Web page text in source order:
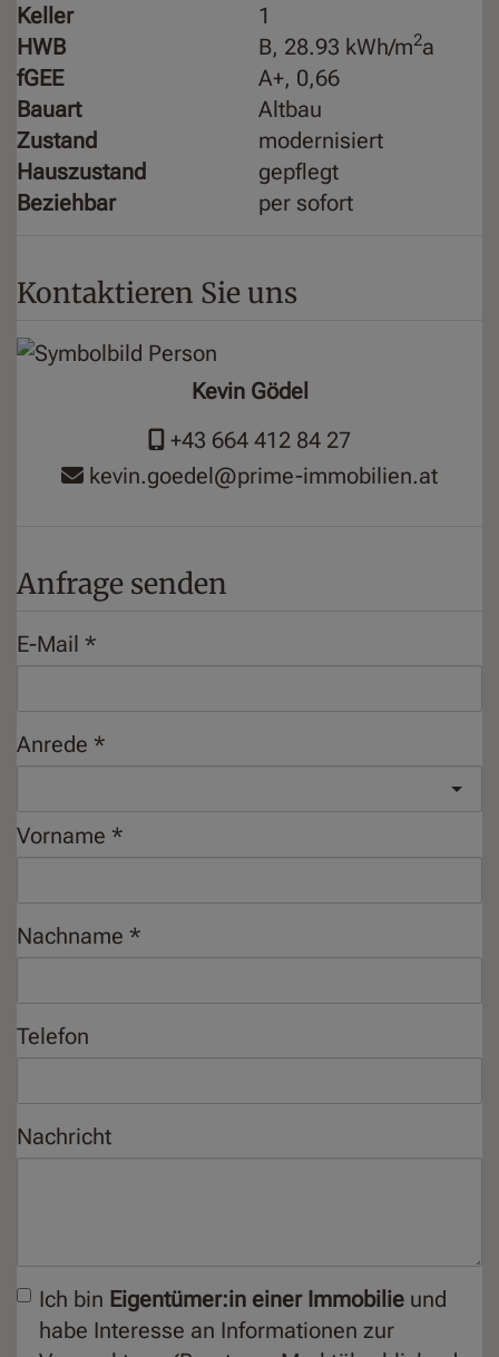
Keller
1
HWB
B, 28.93 kWh/m2a
fGEE
A+, 0,66
Bauart
Altbau
Zustand
modernisiert
Hauszustand
gepflegt
Beziehbar
per sofort
Kontaktieren Sie uns
Kevin Gödel
+43 664 412 84 27
kevin.goedel@prime-immobilien.at
Anfrage senden
E-Mail
Anrede
Vorname
Nachname
Telefon
Nachricht
Ich bin Eigentümer:in einer Immobilie und
habe Interesse an Informationen zur